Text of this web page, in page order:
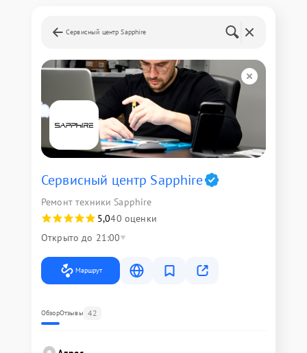
Сервисный центр Sapphire
Сервисный центр Sapphire
Ремонт техники Sapphire
5,040 оценки
Открыто до 21:00
Маршрут
ОбзорОтзывы 42